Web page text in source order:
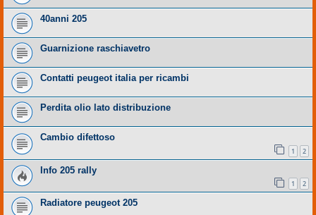
40anni 205
Guarnizione raschiavetro
Contatti peugeot italia per ricambi
Perdita olio lato distribuzione
Cambio difettoso
1 2
Info 205 rally
1 2
Radiatore peugeot 205